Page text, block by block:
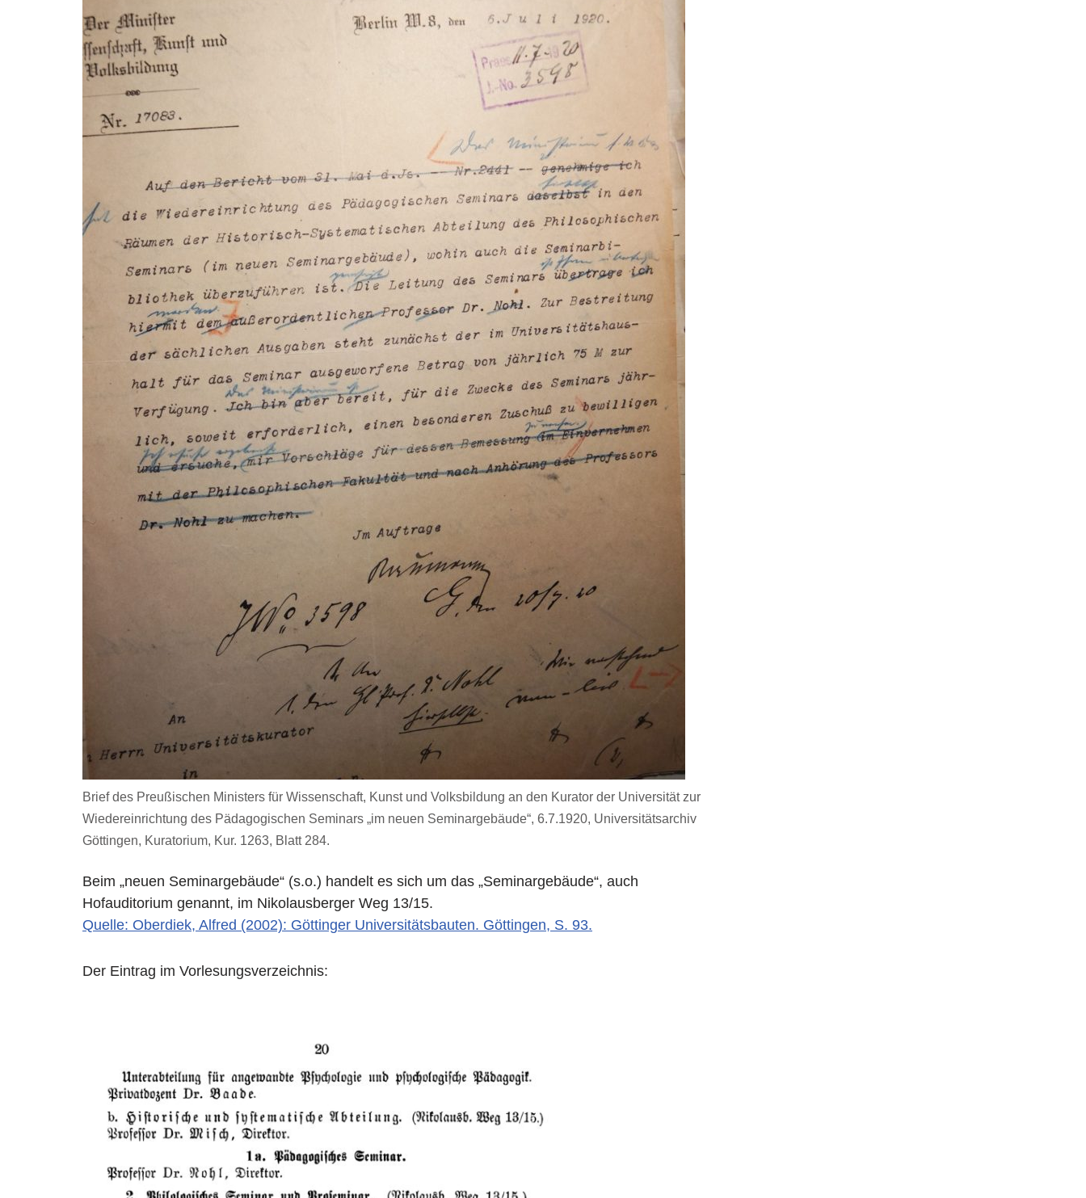
Brief des Preußischen Ministers für Wissenschaft, Kunst und Volksbildung an den Kurator der Universität zur
Wiedereinrichtung des Pädagogischen Seminars „im neuen Seminargebäude“, 6.7.1920, Universitätsarchiv
Göttingen, Kuratorium, Kur. 1263, Blatt 284.
Beim „neuen Seminargebäude“ (s.o.) handelt es sich um das „Seminargebäude“, auch
Hofauditorium genannt, im Nikolausberger Weg 13/15.
Quelle: Oberdiek, Alfred (2002): Göttinger Universitätsbauten. Göttingen, S. 93.
Der Eintrag im Vorlesungsverzeichnis: